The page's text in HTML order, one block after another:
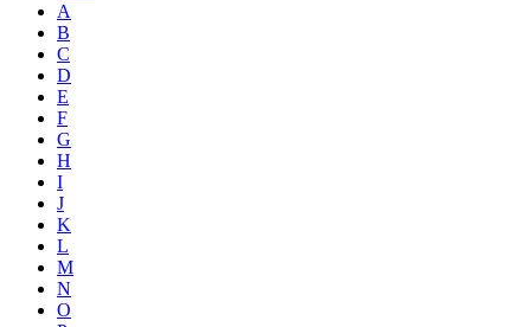
A
B
C
D
E
F
G
H
I
J
K
L
M
N
O